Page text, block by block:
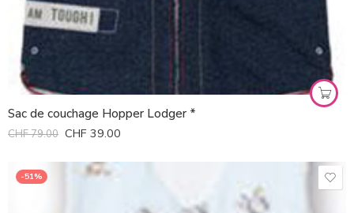
Sac de couchage Hopper Lodger *
CHF79.00 CHF 39.00
-51%